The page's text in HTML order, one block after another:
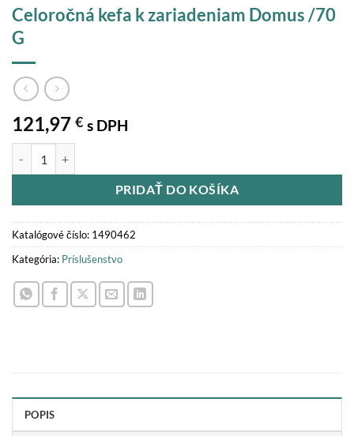
Celoročná kefa k zariadeniam Domus /70
G
121,97 € s DPH
PRIDAŤ DO KOŠÍKA
Katalógové číslo: 1490462
Kategória: Príslušenstvo
POPIS